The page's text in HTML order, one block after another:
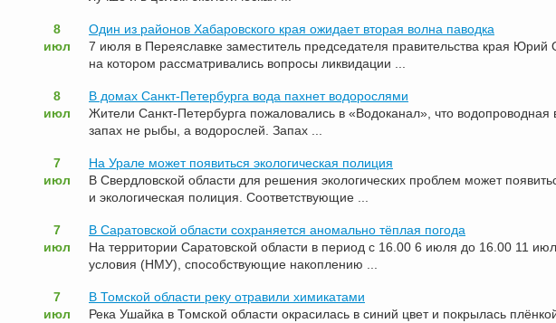
8
июл
Один из районов Хабаровского края ожидает вторая волна паводка
7 июля в Переяславке заместитель председателя правительства края
на котором рассматривались вопросы ликвидации ...
8
июл
В домах Санкт-Петербурга вода пахнет водорослями
Жители Санкт-Петербурга пожаловались в «Водоканал», что
запах не рыбы, а водорослей. Запах ...
7
июл
На Урале может появиться экологическая полиция
В Свердловской области для решения экологических проблем может
и экологическая полиция. Соответствующие ...
7
июл
В Саратовской области сохраняется аномально тёплая погода
На территории Саратовской области в период с 16.00 6 июля до 16.00 11
условия (НМУ), способствующие накоплению ...
7
июл
В Томской области реку отравили химикатами
Река Ушайка в Томской области окрасилась в синий цвет и покрылась